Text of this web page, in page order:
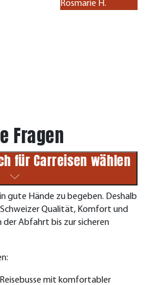
Rosmarie H.
Fragen
für Carreisen wählen
gute Hände zu begeben. Deshalb
Qualität, Komfort und
der Abfahrt bis zur sicheren
mit komfortabler